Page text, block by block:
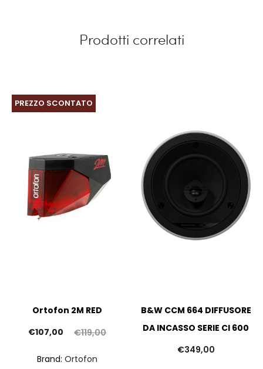
Prodotti correlati
PREZZO SCONTATO
Ortofon 2M RED
€119,00
Il
€107,00
Brand: Ortofon
B&W CCM 664 DIFFUSORE
DA INCASSO SERIE CI 600
€349,00